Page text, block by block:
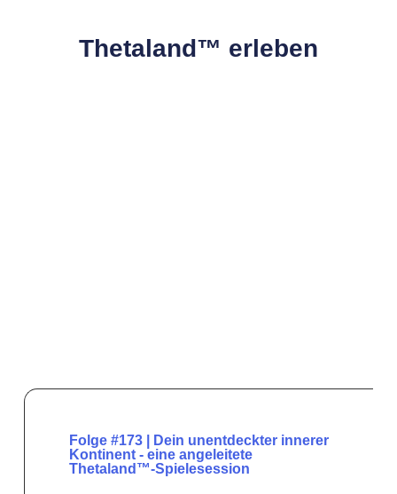
Thetaland™ erleben
Folge #173 | Dein unentdeckter innerer
Kontinent - eine angeleitete
Thetaland™-Spielesession